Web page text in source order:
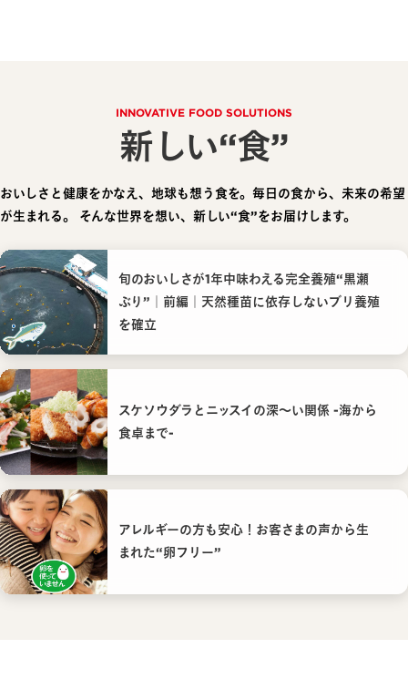
INNOVATIVE FOOD SOLUTIONS
新しい“食”
おいしさと健康をかなえ、地球も想う食を。毎日の食から、未来の希望
が生まれる。
そんな世界を想い、新しい“食”をお届けします。
旬のおいしさが1年中味わえる完全養殖“黒瀬
ぶり”｜前編｜天然種苗に依存しないブリ養殖
を確立
スケソウダラとニッスイの深〜い関係 -海から
食卓まで-
アレルギーの方も安心！お客さまの声から生
まれた“卵フリー”